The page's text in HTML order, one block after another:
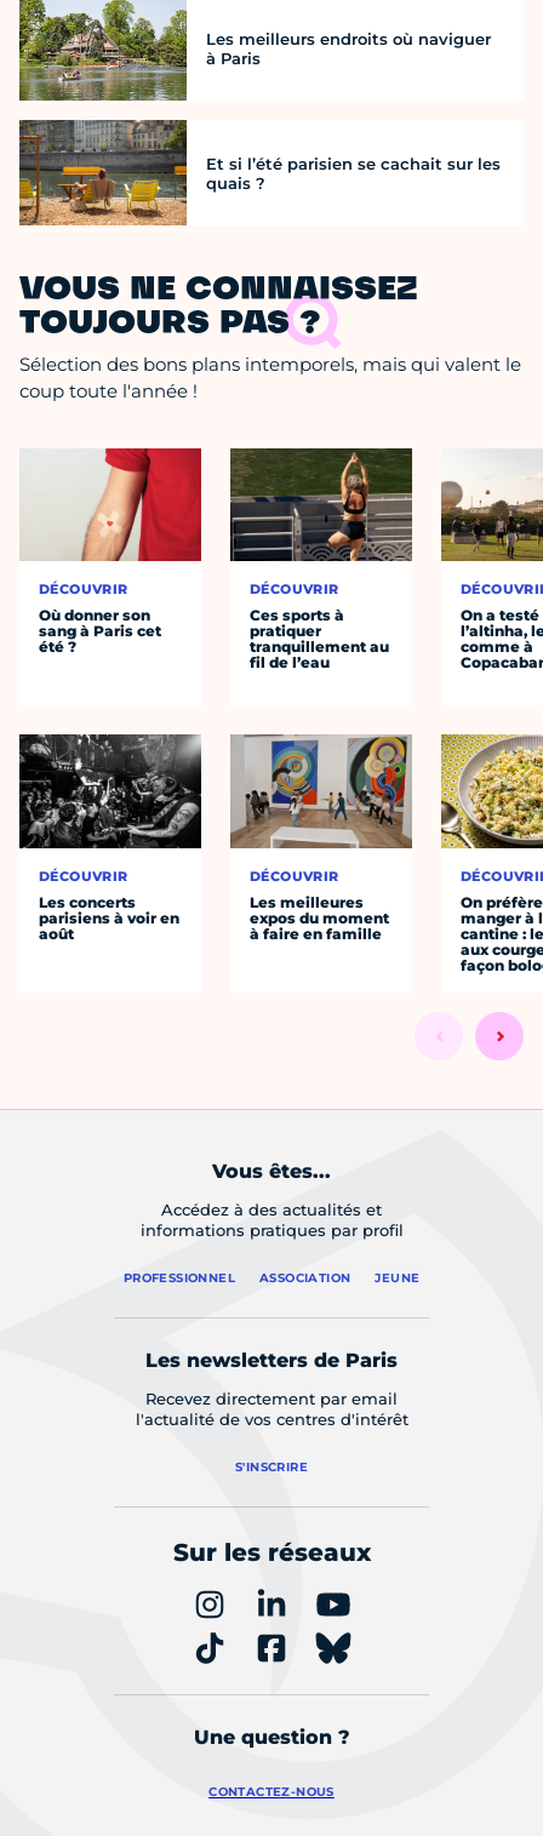
Les meilleurs endroits où naviguer
à Paris
Et si l’été parisien se cachait sur les
quais ?
VOUS NE CONNAISSEZ
TOUJOURS PAS ?
Sélection des bons plans intemporels, mais qui valent le
coup toute l'année !
DÉCOUVRIR
Où donner son
sang à Paris cet
été ?
DÉCOUVRIR
Les concerts
parisiens à voir en
août
DÉCOUVRIR
Ces sports à
pratiquer
tranquillement au
fil de l’eau
DÉCOUVRIR
Les meilleures
expos du moment
à faire en famille
On a testé
l’altinha,
comme à
On préfère
manger à
cantine :
aux
façon
Vous êtes...
Accédez à des actualités et
informations pratiques par profil
PROFESSIONNEL ASSOCIATION JEUNE
Les newsletters de Paris
Recevez directement par email
l'actualité de vos centres d'intérêt
S'INSCRIRE
Sur les réseaux
Une question ?
CONTACTEZ-NOUS